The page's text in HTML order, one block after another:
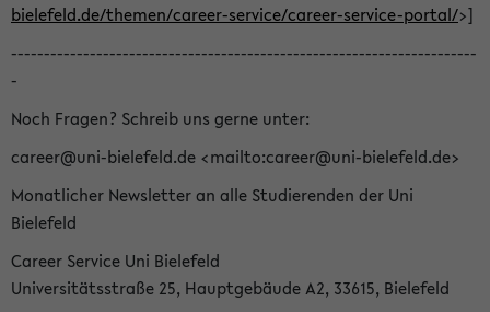
bielefeld.de/themen/career-service/career-service-portal/>]
-----------------------------------------------------------------------
-
Noch Fragen? Schreib uns gerne unter:
career@uni-bielefeld.de <mailto:career@uni-bielefeld.de>
Monatlicher Newsletter an alle Studierenden der Uni
Bielefeld
Career Service Uni Bielefeld
Universitätsstraße 25, Hauptgebäude A2, 33615, Bielefeld